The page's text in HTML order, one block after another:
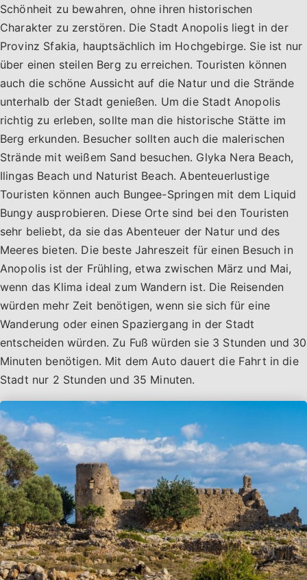
Schönheit zu bewahren, ohne ihren historischen
Charakter zu zerstören. Die Stadt Anopolis liegt in der
Provinz Sfakia, hauptsächlich im Hochgebirge. Sie ist nur
über einen steilen Berg zu erreichen. Touristen können
auch die schöne Aussicht auf die Natur und die Strände
unterhalb der Stadt genießen. Um die Stadt Anopolis
richtig zu erleben, sollte man die historische Stätte im
Berg erkunden. Besucher sollten auch die malerischen
Strände mit weißem Sand besuchen. Glyka Nera Beach,
Ilingas Beach und Naturist Beach. Abenteuerlustige
Touristen können auch Bungee-Springen mit dem Liquid
Bungy ausprobieren. Diese Orte sind bei den Touristen
sehr beliebt, da sie das Abenteuer der Natur und des
Meeres bieten. Die beste Jahreszeit für einen Besuch in
Anopolis ist der Frühling, etwa zwischen März und Mai,
wenn das Klima ideal zum Wandern ist. Die Reisenden
würden mehr Zeit benötigen, wenn sie sich für eine
Wanderung oder einen Spaziergang in der Stadt
entscheiden würden. Zu Fuß würden sie 3 Stunden und 30
Minuten benötigen. Mit dem Auto dauert die Fahrt in die
Stadt nur 2 Stunden und 35 Minuten.